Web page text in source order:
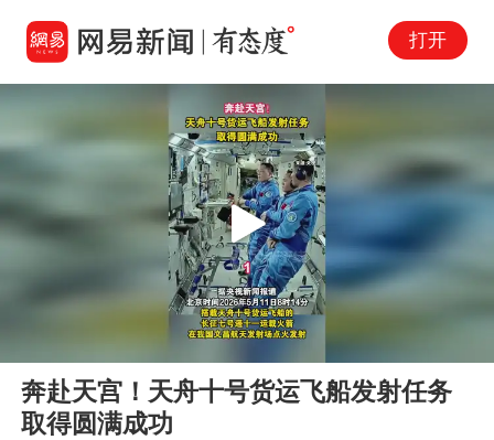
打开
Play
奔赴天宫！天舟十号货运飞船发射任务
取得圆满成功